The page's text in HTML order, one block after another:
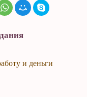
и деньги